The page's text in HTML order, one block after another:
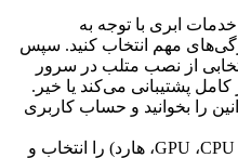
ابری با توجه به
مهم انتخاب کنید. سپس
از نصب متلب در سرور
پشتیبانی می‌کند یا خیر.
را بخوانید و حساب کاربری
میزان دلخواه منابع (GPU ،CPU ،RAM، هارد) را انتخاب و